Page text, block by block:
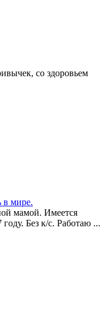
со здоровьем
в мире.
мамой. Имеется
Без к/с. Работаю ...